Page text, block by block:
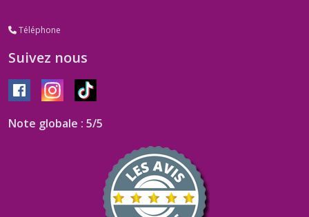
Téléphone
Suivez nous
Note globale : 5/5